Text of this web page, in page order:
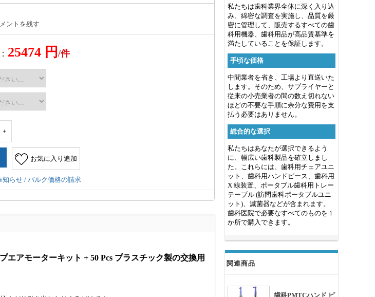
私たちは歯科業界全体に深く入り込
み、綿密な調査を実施し、品質を厳
密に管理して、販売するすべての歯
科用機器、歯科用品が高品質基準を
満たしていることを保証します。
手頃な価格
中間業者を省き、工場より直送いた
します。そのため、サプライヤーと
従来の小売業者の間の数え切れない
ほどの不要な手順に余分な費用を支
払う必要はありません。
総合的な選択
私たちはあなたが選択できるよう
に、幅広い歯科製品を確立しまし
た。これらには、歯科用チェアユニ
ット、歯科用ハンドピース、歯科用
X 線装置、ポータブル歯科用トレー
テーブル (訪問歯科ポータブルユニ
ット)、滅菌器などが含まれます。
歯科医院で必要なすべてのものを 1
か所で購入できます。
関連商品
歯科PMTCハンド ピ
ントを残す
25474 円 /件
+
お気に入り追加
知らせ / バルク価格の請求
アモーターキット + 50 Pcs プラスチック製の交換用